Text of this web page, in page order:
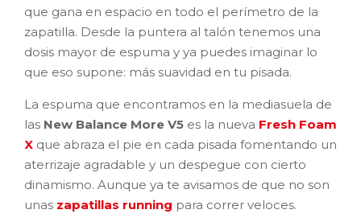
que gana en espacio en todo el perímetro de la
zapatilla. Desde la puntera al talón tenemos una
dosis mayor de espuma y ya puedes imaginar lo
que eso supone: más suavidad en tu pisada.
La espuma que encontramos en la mediasuela de
las New Balance More V5 es la nueva Fresh Foam
X que abraza el pie en cada pisada fomentando un
aterrizaje agradable y un despegue con cierto
dinamismo. Aunque ya te avisamos de que no son
unas zapatillas running para correr veloces.